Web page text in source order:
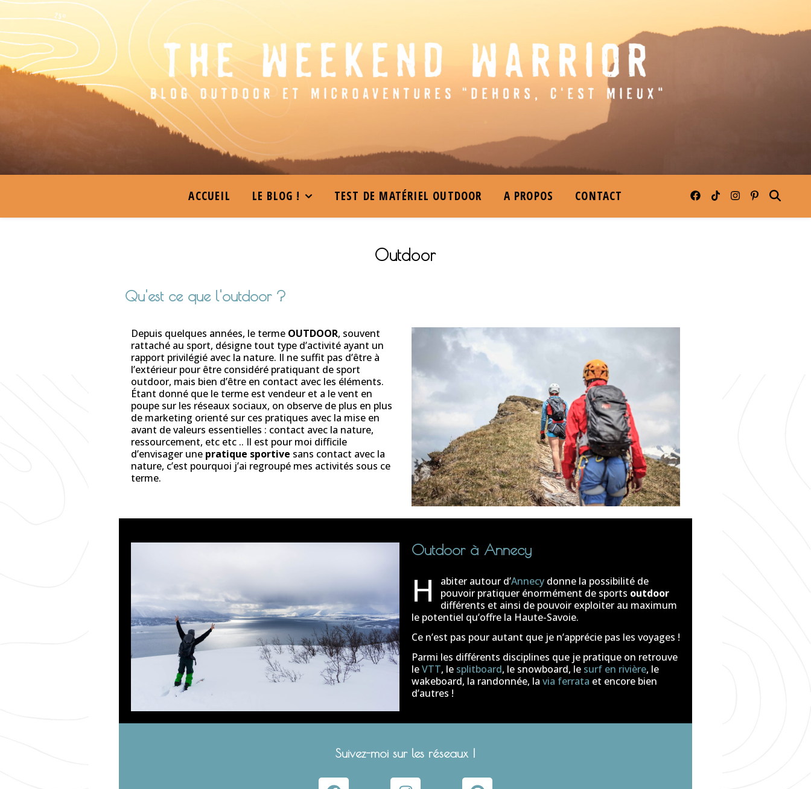
ACCUEIL LE BLOG ! TEST DE MATÉRIEL OUTDOOR A PROPOS CONTACT
Outdoor
Qu'est ce que l'outdoor ?
Depuis quelques années, le terme OUTDOOR, souvent
rattaché au sport, désigne tout type d’activité ayant un
rapport privilégié avec la nature. Il ne suffit pas d’être à
l’extérieur pour être considéré pratiquant de sport
outdoor, mais bien d’être en contact avec les éléments.
Étant donné que le terme est vendeur et a le vent en
poupe sur les réseaux sociaux, on observe de plus en plus
de marketing orienté sur ces pratiques avec la mise en
avant de valeurs essentielles : contact avec la nature,
ressourcement, etc etc .. Il est pour moi difficile
d’envisager une pratique sportive sans contact avec la
nature, c’est pourquoi j’ai regroupé mes activités sous ce
terme.
Outdoor à Annecy
H abiter autour d’Annecy donne la possibilité de
pouvoir pratiquer énormément de sports outdoor
différents et ainsi de pouvoir exploiter au maximum
le potentiel qu’offre la Haute-Savoie.
Ce n’est pas pour autant que je n’apprécie pas les voyages !
Parmi les différents disciplines que je pratique on retrouve
leVTT, le splitboard, le snowboard, le surf en rivière, le
wakeboard, la randonnée, la via ferrata et encore bien
d’autres !
Suivez-moi sur les réseaux !